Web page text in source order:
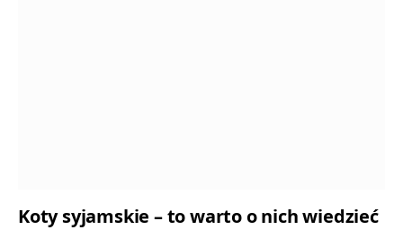
Koty syjamskie – to warto o nich wiedzieć